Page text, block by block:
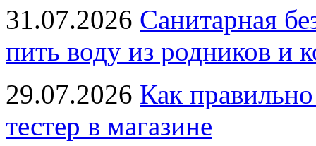
31.07.2026 Санитарная
пить воду из родников и
29.07.2026 Как
тестер в магазине